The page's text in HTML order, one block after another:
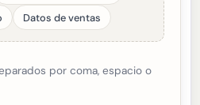
Datos de ventas
por coma, espacio o